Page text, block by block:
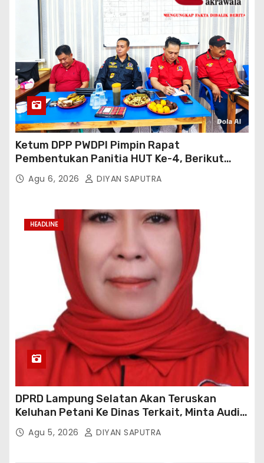
Ketum DPP PWDPI Pimpin Rapat
Pembentukan Panitia HUT Ke-4, Berikut
Susunan Dan Rangkaian Kegiatannya
Agu 6, 2026 DIYAN SAPUTRA
HEADLINE
DPRD Lampung Selatan Akan Teruskan
Keluhan Petani Ke Dinas Terkait, Minta Audit
Penyaluran Pupuk Bersubsidi Di Desa Budi
Lestari
Agu 5, 2026 DIYAN SAPUTRA